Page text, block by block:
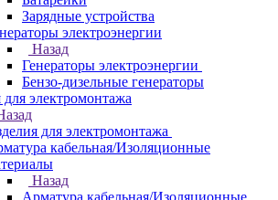
Зарядные устройства
электроэнергии
Назад
Генераторы электроэнергии
Бензо-дизельные генераторы
электромонтажа
для электромонтажа
кабельная/Изоляционные
Назад
Арматура кабельная/Изоляционные